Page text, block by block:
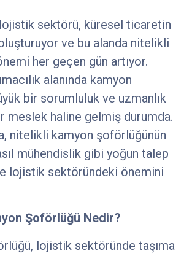
sektörü, küresel ticaretin
ve bu alanda nitelikli
her geçen gün artıyor.
alanında kamyon
bir sorumluluk ve uzmanlık
meslek haline gelmiş durumda.
nitelikli kamyon şoförlüğünün
mühendislik gibi yoğun talep
lojistik sektöründeki önemini
Şoförlüğü Nedir?
lojistik sektöründe taşıma